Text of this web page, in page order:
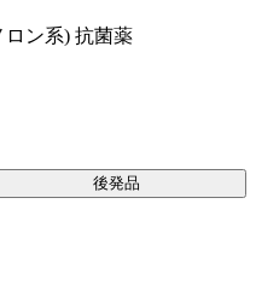
ン系) 抗菌薬
後発品